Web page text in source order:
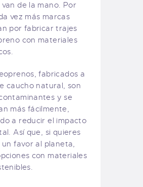
de la mano. Por
vez más marcas
por fabricar trajes
con materiales
fabricados a
caucho natural, son
y se
más fácilmente,
a reducir el impacto
Así que, si quieres
un favor al planeta,
con materiales